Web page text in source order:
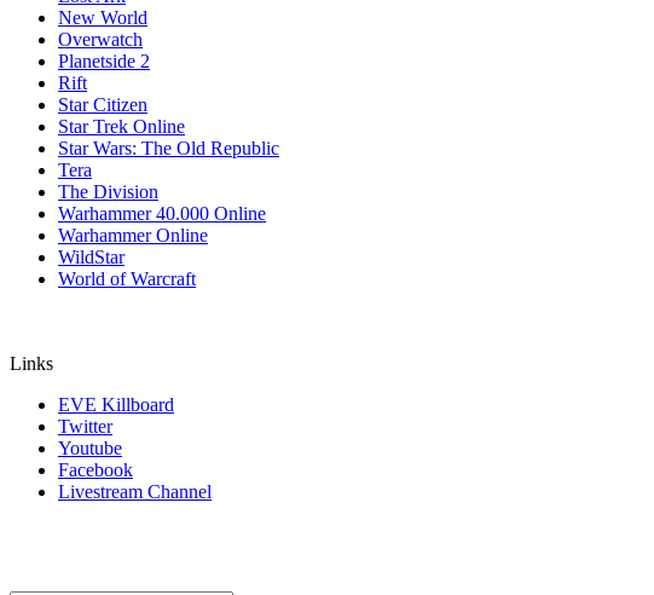
New World
Overwatch
Planetside 2
Rift
Star Citizen
Star Trek Online
Star Wars: The Old Republic
Tera
The Division
Warhammer 40.000 Online
Warhammer Online
WildStar
World of Warcraft
Links
EVE Killboard
Twitter
Youtube
Facebook
Livestream Channel